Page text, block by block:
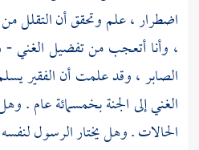
اضطرار ، علم وتحقق أن التقلل
، وأنا أتعجب من تفضيل الغني -
الصابر ، وقد علمت أن الفقير
الغني إلى الجنة بخمسمائة عام .
الحالات . وهل يختار الرسول